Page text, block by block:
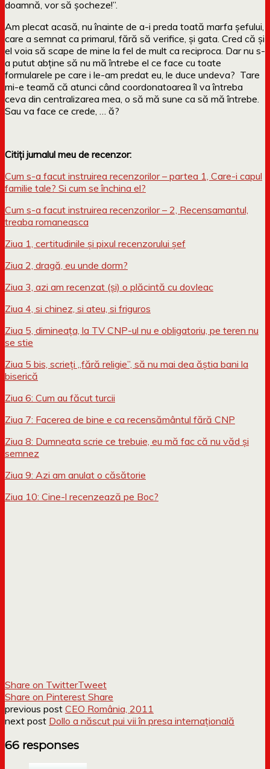
doamnă, vor să șocheze!”.
Am plecat acasă, nu înainte de a-i preda toată marfa șefului,
care a semnat ca primarul, fără să verifice, și gata. Cred că și
el voia să scape de mine la fel de mult ca reciproca. Dar nu s-
a putut abține să nu mă întrebe el ce face cu toate
formularele pe care i le-am predat eu, le duce undeva? Tare
mi-e teamă că atunci când coordonatoarea îl va întreba
ceva din centralizarea mea, o să mă sune ca să mă întrebe.
Sau va face ce crede, … ă?
Citiți jurnalul meu de recenzor:
Cum s-a facut instruirea recenzorilor – partea 1, Care-i capul
familie tale? Si cum se închina el?
Cum s-a facut instruirea recenzorilor – 2, Recensamantul,
treaba romaneasca
Ziua 1, certitudinile și pixul recenzorului șef
Ziua 2, dragă, eu unde dorm?
Ziua 3, azi am recenzat (și) o plăcintă cu dovleac
Ziua 4, si chinez, si ateu, si friguros
Ziua 5, dimineața, la TV CNP-ul nu e obligatoriu, pe teren nu
se stie
Ziua 5 bis, scrieți „fără religie”, să nu mai dea ăștia bani la
biserică
Ziua 6: Cum au făcut turcii
Ziua 7: Facerea de bine e ca recensământul fără CNP
Ziua 8: Dumneata scrie ce trebuie, eu mă fac că nu văd și
semnez
Ziua 9: Azi am anulat o căsătorie
Ziua 10: Cine-l recenzează pe Boc?
Share on TwitterTweet
Share on Pinterest Share
previous post CEO România, 2011
next post Dollo a născut pui vii în presa internațională
66 responses